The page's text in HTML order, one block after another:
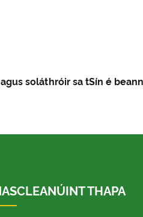
soláthróir sa tSín é
THAPA